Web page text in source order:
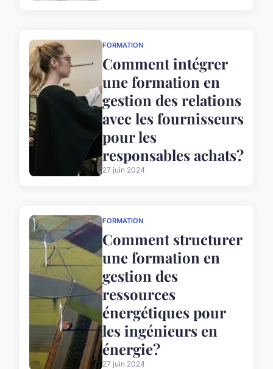
FORMATION
Comment intégrer
une formation en
gestion des relations
avec les fournisseurs
pour les
responsables achats?
27 juin 2024
FORMATION
Comment structurer
une formation en
gestion des
ressources
énergétiques pour
les ingénieurs en
énergie?
27 juin 2024